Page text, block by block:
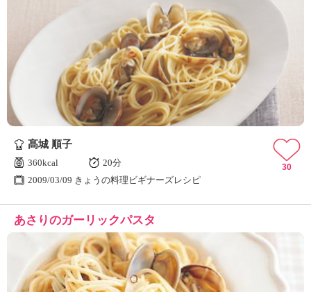
髙城 順子
360kcal
20分
2009/03/09 きょうの料理ビギナーズレシピ
30
あさりのガーリックパスタ